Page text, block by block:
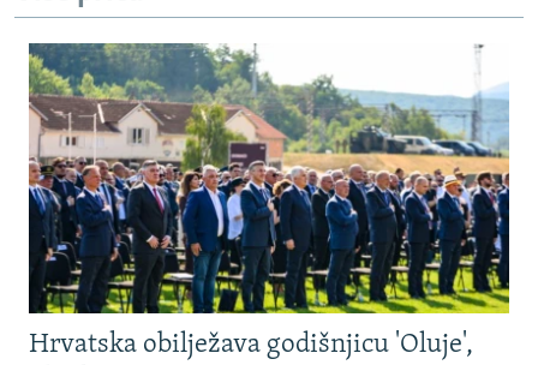
Hrvatska obilježava godišnjicu 'Oluje',